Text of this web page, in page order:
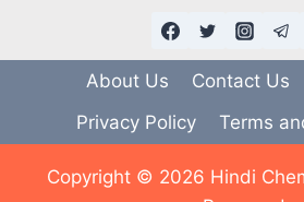
About Us Contact Us
Privacy Policy
Terms
Copyright © 2026 Hindi